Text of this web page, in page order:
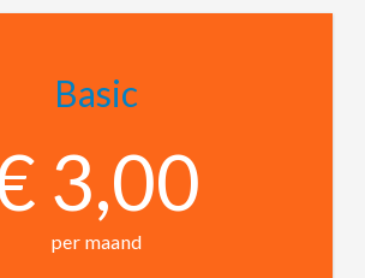
Basic
3,00
per maand